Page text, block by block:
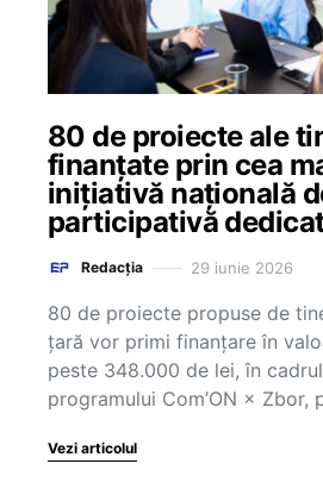
80 de proiecte ale
finanțate prin cea
inițiativă națională
participativă
Redacția 29 iunie 2026
80 de proiecte propuse de
țară vor primi finanțare în
peste 348.000 de lei, în
programului Com’ON × Zbor,
Vezi articolul